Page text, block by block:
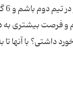
<
و فرصت بیشترى
داشتى؟ با آنها